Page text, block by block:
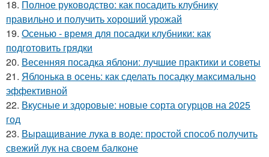
18. Полное руководство: как посадить клубнику
правильно и получить хороший урожай
19. Осенью - время для посадки клубники: как
подготовить грядки
20. Весенняя посадка яблони: лучшие практики и советы
21. Яблонька в осень: как сделать посадку максимально
эффективной
22. Вкусные и здоровые: новые сорта огурцов на 2025
год
23. Выращивание лука в воде: простой способ получить
свежий лук на своем балконе